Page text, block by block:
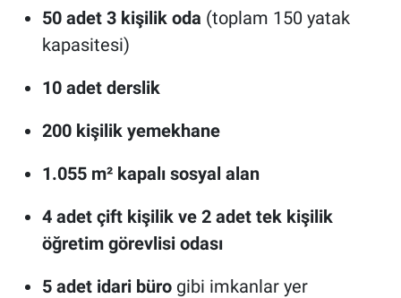
50 adet 3 kişilik oda (toplam 150 yatak
kapasitesi)
10 adet derslik
200 kişilik yemekhane
1.055 m² kapalı sosyal alan
4 adet çift kişilik ve 2 adet tek kişilik
öğretim görevlisi odası
5 adet idari bürogibi imkanlar yer